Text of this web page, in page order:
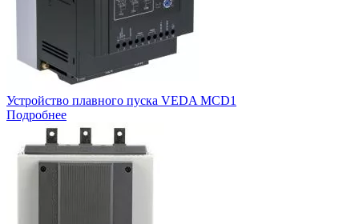
Устройство плавного пуска VEDA MCD1
Подробнее